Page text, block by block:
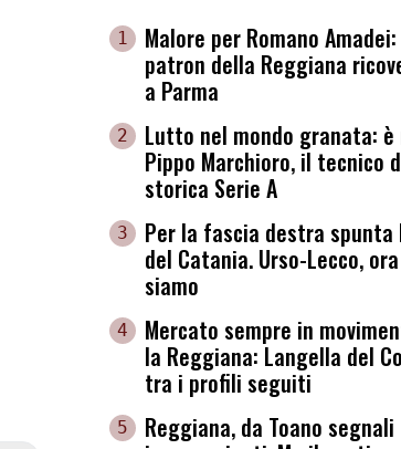
1
Malore per Romano
patron della Reggiana
a Parma
2
Lutto nel mondo granata:
Pippo Marchioro, il tecnico
storica Serie A
3
Per la fascia destra spunta
del Catania. Urso-Lecco,
siamo
4
Mercato sempre in
la Reggiana: Langella del
tra i profili seguiti
5
Reggiana, da Toano segnali